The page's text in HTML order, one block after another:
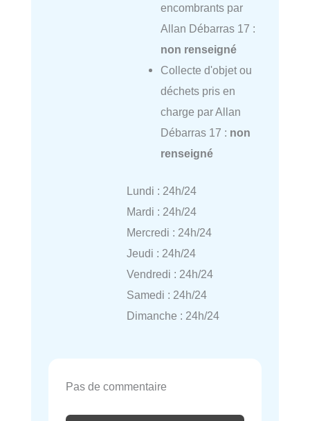
encombrants par
Allan Débarras 17 :
non renseigné
Collecte d'objet ou
déchets pris en
charge par Allan
Débarras 17 : non
renseigné
Lundi : 24h/24
Mardi : 24h/24
Mercredi : 24h/24
Jeudi : 24h/24
Vendredi : 24h/24
Samedi : 24h/24
Dimanche : 24h/24
Pas de commentaire